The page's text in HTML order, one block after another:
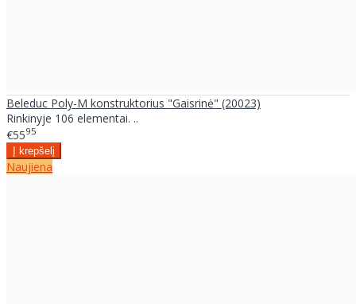
Beleduc Poly-M konstruktorius "Gaisrinė" (20023)
Rinkinyje 106 elementai. ..
€5595
Naujiena